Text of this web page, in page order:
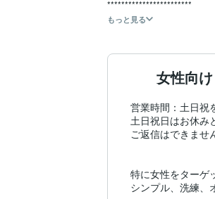
もっと見る
女性向
営業時間：土日祝
土日祝日はお休み
ご返信はできませ
特に女性をターゲ
シンプル、洗練、